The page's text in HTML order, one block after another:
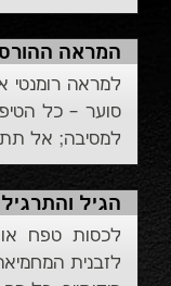
המראה
למראה רומנטי
סוער – כל
למסיבה; אל
הגיל
לכסות טפח או
לזבנית